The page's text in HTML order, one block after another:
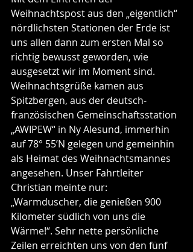
Weihnachtspost aus den „eigentlich“
nördlichsten Stationen der Erde ist
uns allen dann zum ersten Mal so
richtig bewusst geworden, wie
ausgesetzt wir im Moment sind.
Weihnachtsgrüße kamen aus
Spitzbergen, aus der deutsch-
französischen Gemeinschaftsstation
„AWIPEW“ in Ny Alesund, immerhin
auf 78° 55’N gelegen und gemeinhin
als Heimat des Weihnachtsmannes
angesehen. Unser Fahrtleiter
Christian meinte nur:
„Warmduscher, die genießen 900
Kilometer südlich von uns die
Wärme!“. Sehr nette persönliche
Zeilen erreichten uns von den fünf